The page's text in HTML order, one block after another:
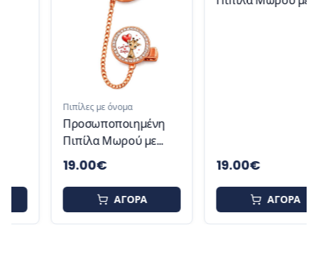
Πιπίλες με όνομα
Προσωποποιημένη
Πιπίλα Μωρού με
Καμηλοπάρδαλη και
Καρδιές Cute me
Σοφία
€
ΑΓΟΡΑ
Παναγία και Όνομα
€
ΑΓΟΡΑ